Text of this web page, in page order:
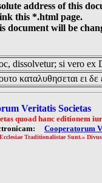
address of this
this *.html page.
document will be
dissolvetur; si vero ex
καταλυθησεται ει
Veritatis Societas
quoad hanc editionem
Cooperatorum
Traditionalistae Sunt.»